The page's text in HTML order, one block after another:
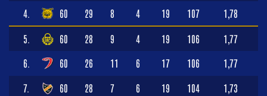
4. 60 29 8 4 19 107 1,78
5. 60 28 9 4 19 106 1,77
6. 60 26 11 6 17 106 1,77
7. 60 28 7 6 19 104 1,73